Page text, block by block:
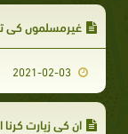
غیرمسلموں کی
ان کی زیارت